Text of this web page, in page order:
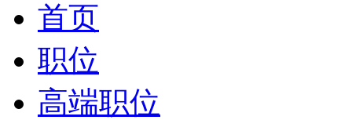
首页
职位
高端职位